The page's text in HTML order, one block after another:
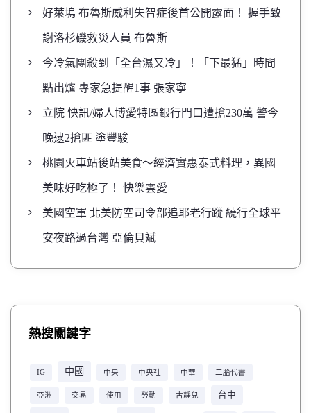
好萊塢 布魯斯威利失智症後首公開露面！ 握手致
謝洛杉磯救災人員 布魯斯
今冷氣團殺到「全台濕又冷」！「下最猛」時間
點出爐 專家急提醒1事 張家寧
立院 快訊/婦人博愛特區銀行門口遭搶230萬 警今
晚逮2搶匪 塗豐駿
桃園火車站後站美食～經濟實惠泰式料理，異國
美味好吃極了！ 快樂雲愛
美國空軍 北美防空司令部追耶老行蹤 繞行全球平
安夜路過台灣 亞倫貝斌
熱搜關鍵字
IG 中國 中央 中央社 中華 二胎代書
亞洲 交易 使用 勞動 古靜兒 台中